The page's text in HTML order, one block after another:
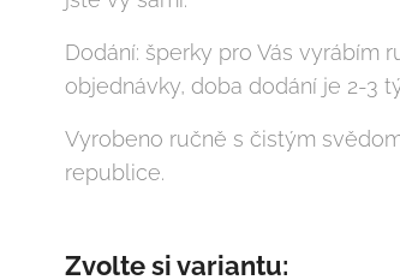
Dodání: šperky pro Vás vyrábím
objednávky, doba dodání je 2-3
Vyrobeno ručně s čistým
republice.
Zvolte si variantu: